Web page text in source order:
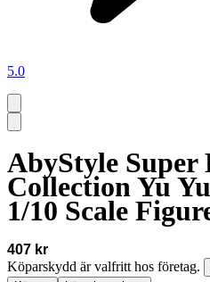
5.0
AbyStyle Super
Collection Yu
1/10 Scale
407 kr
Köparskydd är valfritt hos företag.